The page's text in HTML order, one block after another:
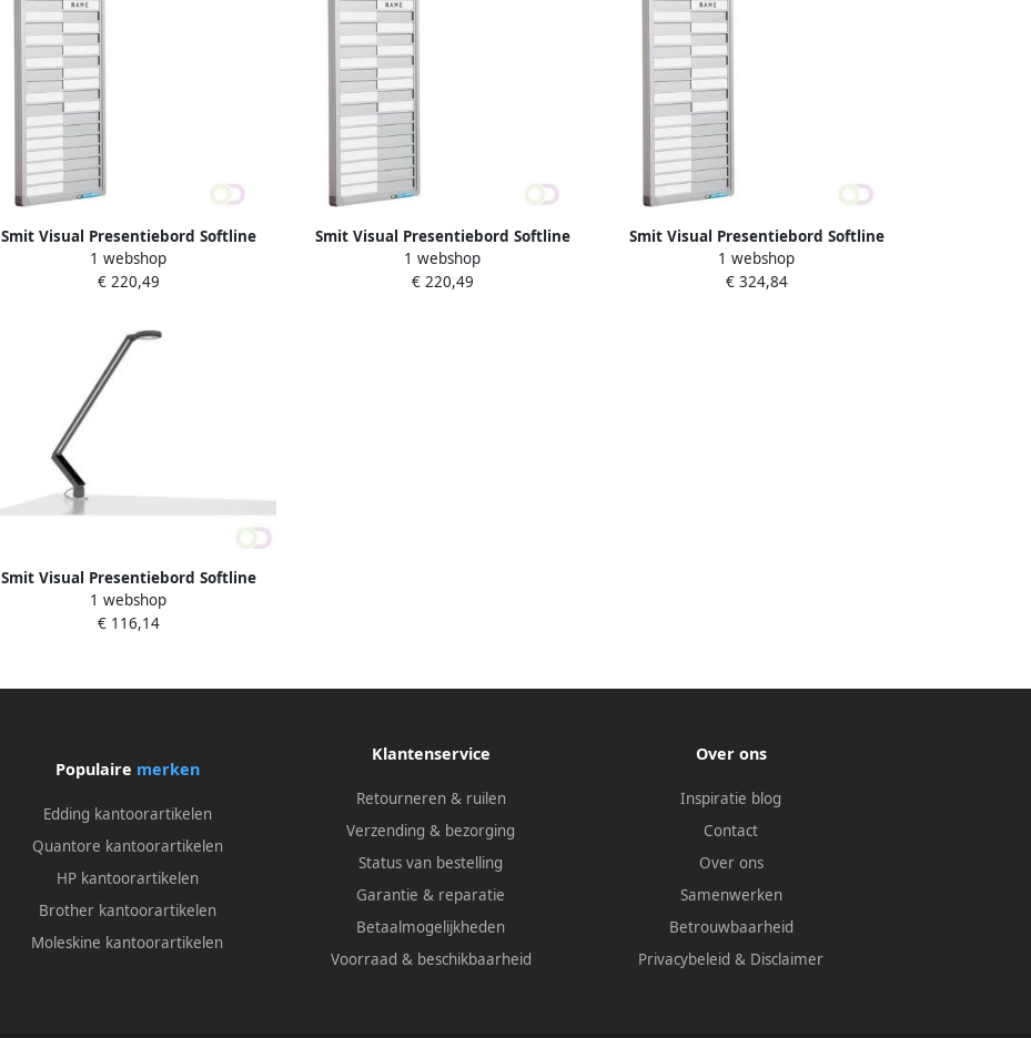
Smit Visual Presentiebord Softline
profiel 16mm graveer 20 pos. DE
52x24cm
1 webshop
€ 220,49
Smit Visual Presentiebord Softline
profiel 16mm graveer 20 pos. EN
52x24cm
1 webshop
€ 220,49
Smit Visual Presentiebord Softline
profiel 16mm graveer 30 pos. DE
75x24cm
1 webshop
€ 324,84
Smit Visual Presentiebord Softline
profiel 16mm graveer 10 pos. NL
1 webshop
€ 116,14
Populaire merken
Edding kantoorartikelen
Quantore kantoorartikelen
HP kantoorartikelen
Brother kantoorartikelen
Moleskine kantoorartikelen
Klantenservice
Retourneren & ruilen
Verzending & bezorging
Status van bestelling
Garantie & reparatie
Betaalmogelijkheden
Voorraad & beschikbaarheid
Over ons
Inspiratie blog
Contact
Over ons
Samenwerken
Betrouwbaarheid
Privacybeleid & Disclaimer